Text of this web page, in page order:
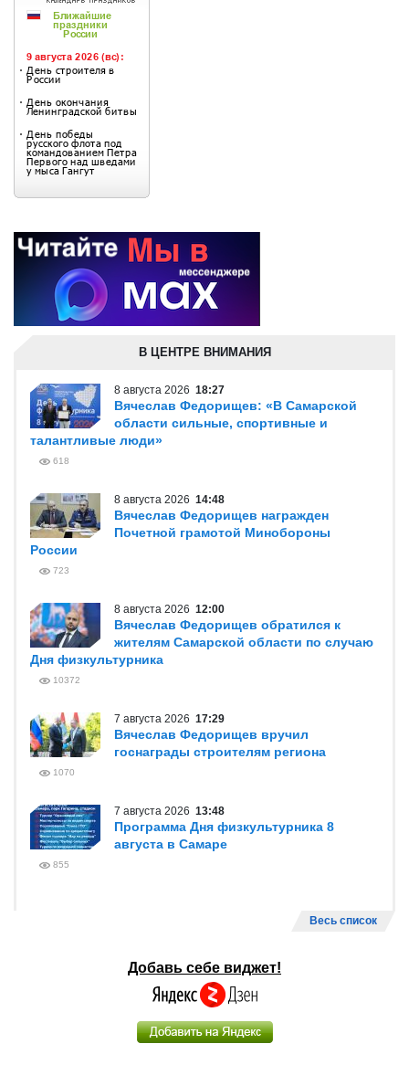
В ЦЕНТРЕ ВНИМАНИЯ
8 августа 2026 18:27
Вячеслав Федорищев: «В Самарской
области сильные, спортивные и
талантливые люди»
618
8 августа 2026 14:48
Вячеслав Федорищев награжден
Почетной грамотой Минобороны
России
723
8 августа 2026 12:00
Вячеслав Федорищев обратился к
жителям Самарской области по случаю
Дня физкультурника
10372
7 августа 2026 17:29
Вячеслав Федорищев вручил
госнаграды строителям региона
1070
7 августа 2026 13:48
Программа Дня физкультурника 8
августа в Самаре
855
Весь список
Добавь себе виджет!